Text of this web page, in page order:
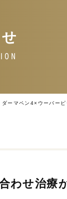
ダーマペン4×ウーバー
わせ治療